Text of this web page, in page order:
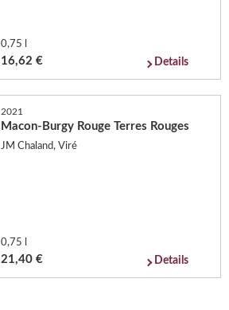
0,75 l
16,62 € Details
2021
Macon-Burgy Rouge Terres Rouges
JM Chaland, Viré
0,75 l
21,40 € Details